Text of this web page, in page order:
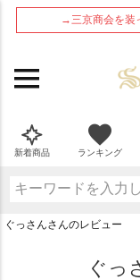
→三京商会を装
新着商品 ランキング
ぐっさんさんのレビュー
ぐっ